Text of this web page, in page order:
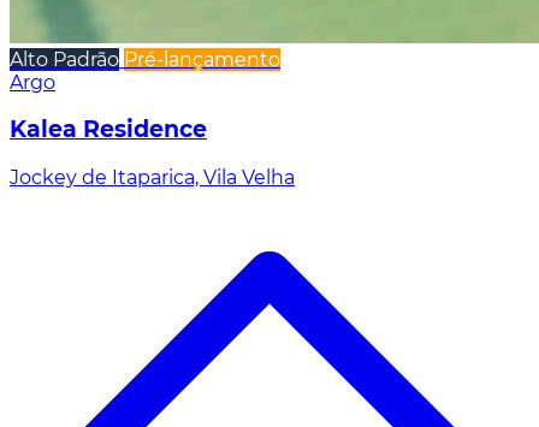
Alto Padrão Pré-lançamento
Argo
Kalea Residence
Jockey de Itaparica, Vila Velha